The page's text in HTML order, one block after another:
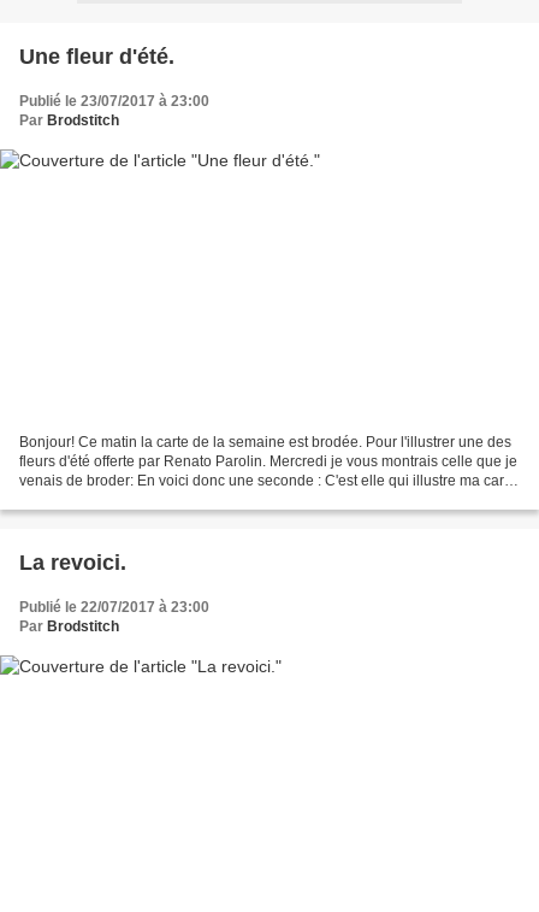
Une fleur d'été.
Publié le 23/07/2017 à 23:00
Par Brodstitch
Bonjour! Ce matin la carte de la semaine est brodée. Pour l'illustrer une des
fleurs d'été offerte par Renato Parolin. Mercredi je vous montrais celle que je
venais de broder: En voici donc une seconde : C'est elle qui illustre ma carte:
La revoici.
Publié le 22/07/2017 à 23:00
Par Brodstitch